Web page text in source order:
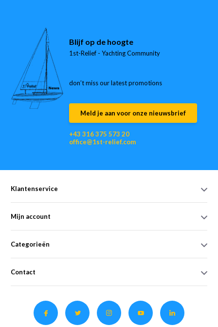
Blijf op de hoogte
1st-Relief - Yachting Community
don’t miss our latest promotions
Meld je aan voor onze nieuwsbrief
+43 316 375 573 20
office@1st-relief.com
Klantenservice
Mijn account
Categorieën
Contact